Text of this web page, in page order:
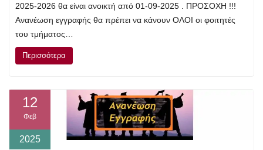
2025-2026 θα είναι ανοικτή από 01-09-2025 . ΠΡΟΣΟΧΗ !!!
Ανανέωση εγγραφής θα πρέπει να κάνουν ΟΛΟΙ οι φοιτητές
του τμήματος…
Περισσότερα
12
Φεβ
2025